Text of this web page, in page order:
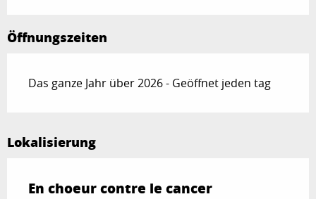
Öffnungszeiten
Das ganze Jahr über 2026 - Geöffnet jeden tag
Lokalisierung
En choeur contre le cancer